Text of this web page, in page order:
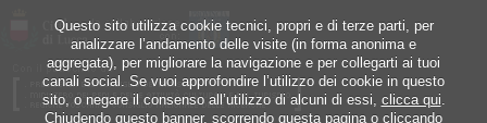
Questo sito utilizza cookie tecnici, propri e di terze parti, per
analizzare l’andamento delle visite (in forma anonima e
aggregata), per migliorare la navigazione e per collegarti ai tuoi
canali social. Se vuoi approfondire l’utilizzo dei cookie in questo
sito, o negare il consenso all’utilizzo di alcuni di essi, clicca qui.
Chiudendo questo banner, scorrendo questa pagina o cliccando